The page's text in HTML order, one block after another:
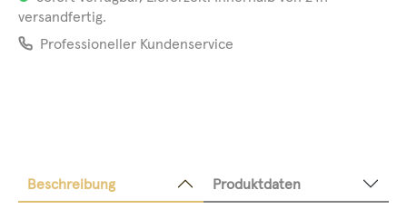
versandfertig.
Professioneller Kundenservice
Beschreibung Produktdaten